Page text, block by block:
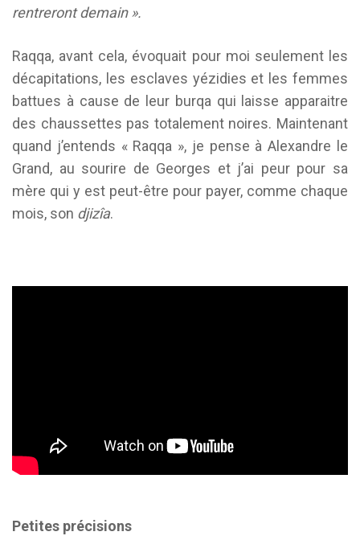
rentreront demain ».
Raqqa, avant cela, évoquait pour moi seulement les
décapitations, les esclaves yézidies et les femmes
battues à cause de leur burqa qui laisse apparaitre
des chaussettes pas totalement noires. Maintenant
quand j’entends « Raqqa », je pense à Alexandre le
Grand, au sourire de Georges et j’ai peur pour sa
mère qui y est peut-être pour payer, comme chaque
mois, son djizîa.
Petites précisions